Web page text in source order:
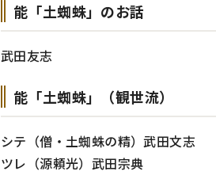
能「土蜘蛛」のお話
武田友志
能「土蜘蛛」（観世流）
シテ（僧・土蜘蛛の精）武田文志
ツレ（源頼光）武田宗典